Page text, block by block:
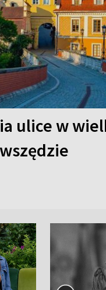
ulice w